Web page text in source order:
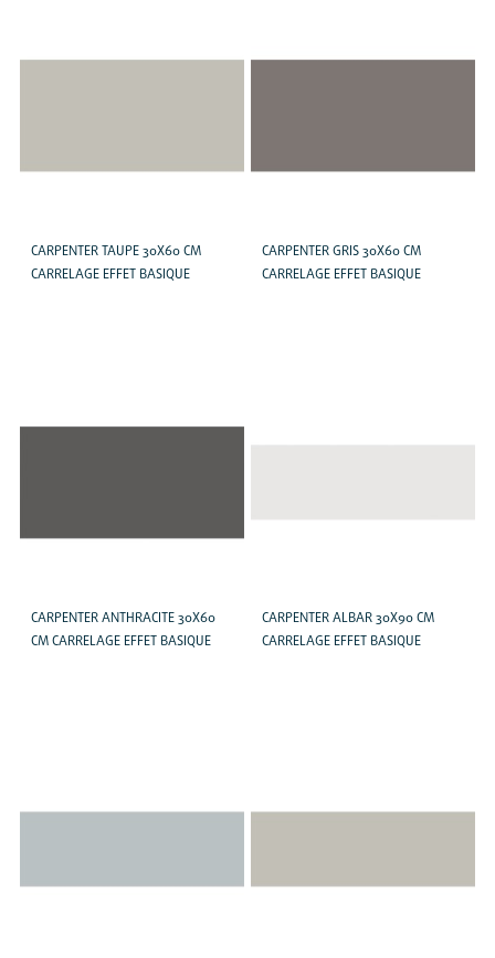
CARPENTER TAUPE 30X60 CM
CARRELAGE EFFET BASIQUE
CARPENTER GRIS 30X60 CM
CARRELAGE EFFET BASIQUE
CARPENTER ANTHRACITE 30X60
CM CARRELAGE EFFET BASIQUE
CARPENTER ALBAR 30X90 CM
CARRELAGE EFFET BASIQUE